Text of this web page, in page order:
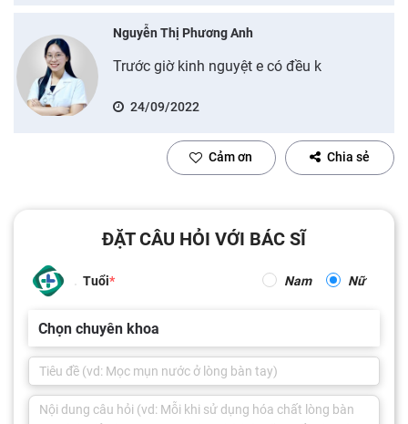
Nguyễn Thị Phương Anh
Trước giờ kinh nguyệt e có đều k
24/09/2022
Cảm ơn Chia sẻ
ĐẶT CÂU HỎI VỚI BÁC SĨ
Tuổi Nam Nữ
Chọn chuyên khoa